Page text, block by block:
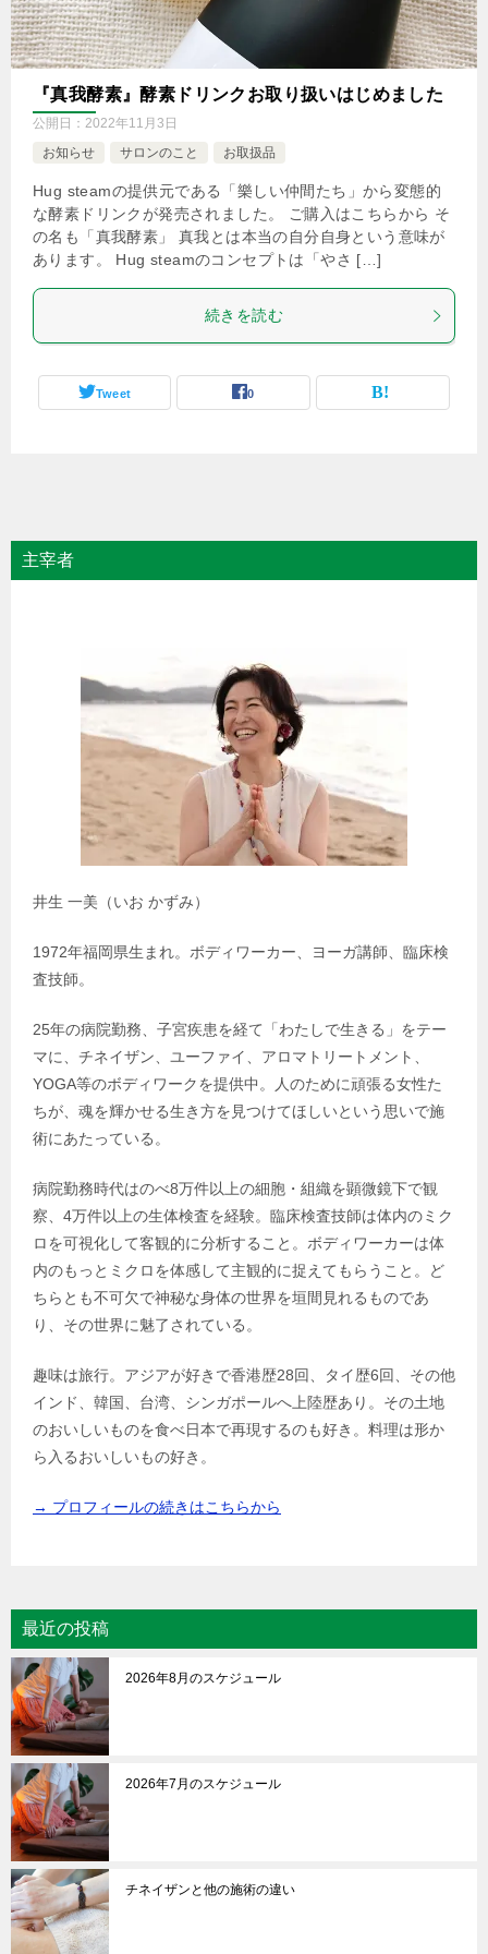
『真我酵素』酵素ドリンクお取り扱いはじめました
公開日： 2022年11月3日
お知らせ
サロンのこと お取扱品
Hug steamの提供元である「樂しい仲間たち」から変態的
な酵素ドリンクが発売されました。 ご購入はこちらから そ
の名も「真我酵素」 真我とは本当の自分自身という意味が
あります。 Hug steamのコンセプトは「やさ […]
続きを読む
Tweet 0
主宰者
井生 一美（いお かずみ）
1972年福岡県生まれ。ボディワーカー、ヨーガ講師、臨床検
査技師。
25年の病院勤務、子宮疾患を経て「わたしで生きる」をテー
マに、チネイザン、ユーファイ、アロマトリートメント、
YOGA等のボディワークを提供中。人のために頑張る女性た
ちが、魂を輝かせる生き方を見つけてほしいという思いで施
術にあたっている。
病院勤務時代はのべ8万件以上の細胞・組織を顕微鏡下で観
察、4万件以上の生体検査を経験。臨床検査技師は体内のミク
ロを可視化して客観的に分析すること。ボディワーカーは体
内のもっとミクロを体感して主観的に捉えてもらうこと。ど
ちらとも不可欠で神秘な身体の世界を垣間見れるものであ
り、その世界に魅了されている。
趣味は旅行。アジアが好きで香港歴28回、タイ歴6回、その他
インド、韓国、台湾、シンガポールへ上陸歴あり。その土地
のおいしいものを食べ日本で再現するのも好き。料理は形か
ら入るおいしいもの好き。
→ プロフィールの続きはこちらから
最近の投稿
2026年8月のスケジュール
2026年7月のスケジュール
チネイザンと他の施術の違い